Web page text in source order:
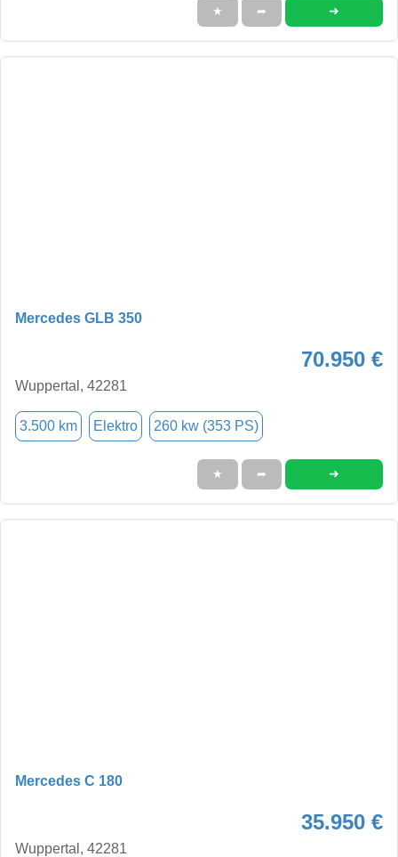
★ ➦ ➜
Mercedes GLB 350
70.950 €
Wuppertal, 42281
3.500 km Elektro 260 kw (353 PS)
★ ➦ ➜
Mercedes C 180
35.950 €
Wuppertal, 42281